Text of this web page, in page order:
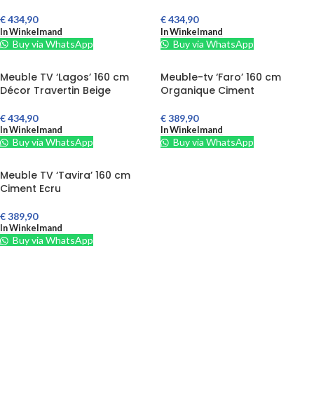
€434,90
In Winkelmand
Buy via WhatsApp
€434,90
In Winkelmand
Buy via WhatsApp
Meuble TV ‘Lagos’ 160 cm
Décor Travertin Beige
€434,90
In Winkelmand
Buy via WhatsApp
Meuble-tv ‘Faro’ 160 cm
Organique Ciment
€389,90
In Winkelmand
Buy via WhatsApp
Meuble TV ‘Tavira’ 160 cm
Ciment Ecru
€389,90
In Winkelmand
Buy via WhatsApp